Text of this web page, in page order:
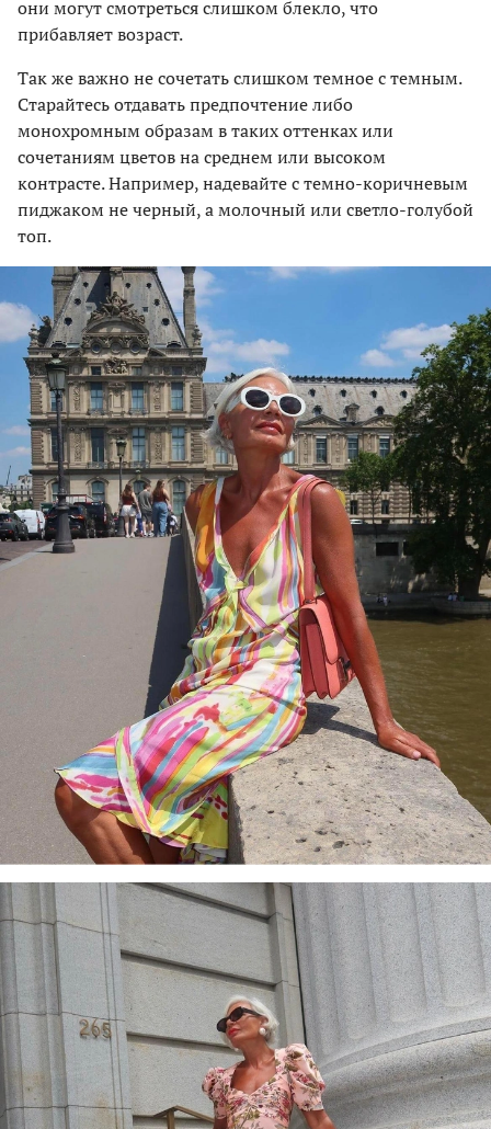
они могут смотреться слишком блекло, что
прибавляет возраст.
Так же важно не сочетать слишком темное с темным.
Старайтесь отдавать предпочтение либо
монохромным образам в таких оттенках или
сочетаниям цветов на среднем или высоком
контрасте. Например, надевайте с темно-коричневым
пиджаком не черный, а молочный или светло-голубой
топ.